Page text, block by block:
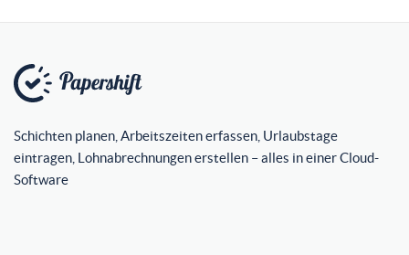
Schichten planen, Arbeitszeiten erfassen, Urlaubstage
eintragen, Lohnabrechnungen erstellen – alles in einer Cloud-
Software